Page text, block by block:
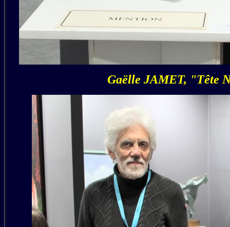
Gaëlle JAMET, "Tête